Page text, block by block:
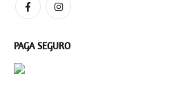
PAGA SEGURO